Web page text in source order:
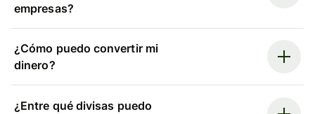
empresas?
¿Cómo puedo convertir mi
dinero?
¿Entre qué divisas puedo